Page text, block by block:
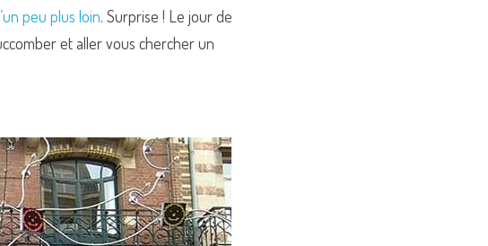
peu plus loin. Surprise ! Le jour de
et aller vous chercher un